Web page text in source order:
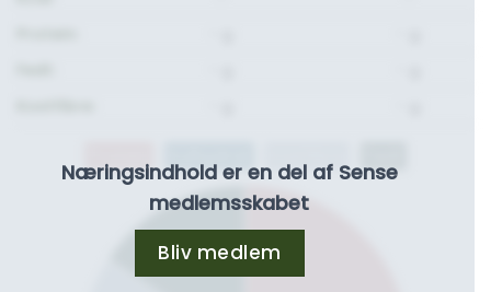
Næringsindhold er en del af Sense
medlemsskabet
Bliv medlem